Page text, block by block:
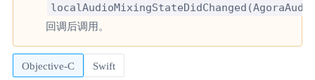
回调后调用。
Objective-C Swift